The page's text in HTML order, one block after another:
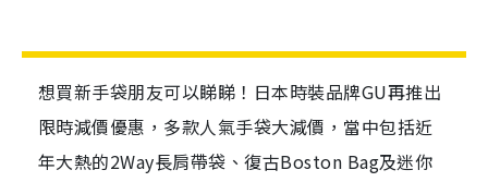
想買新手袋朋友可以睇睇！日本時裝品牌GU再推出
限時減價優惠，多款人氣手袋大減價，當中包括近
年大熱的2Way長肩帶袋、復古Boston Bag及迷你